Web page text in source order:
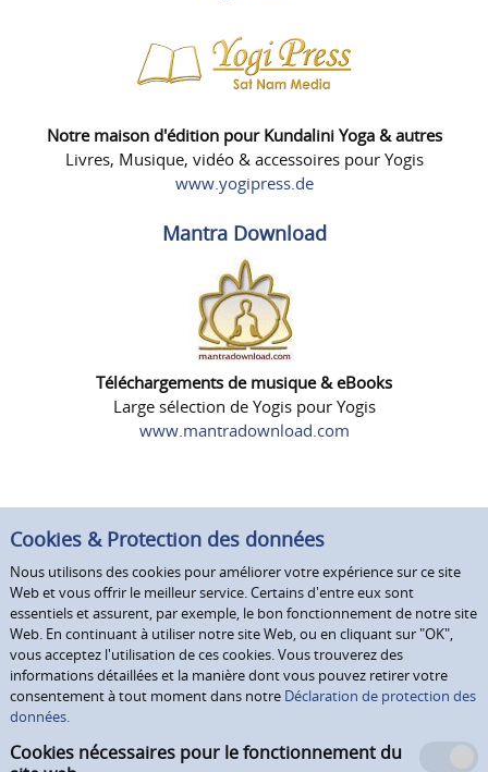
Notre maison d'édition pour Kundalini Yoga & autres
Livres, Musique, vidéo & accessoires pour Yogis
www.yogipress.de
Mantra Download
Téléchargements de musique & eBooks
Large sélection de Yogis pour Yogis
www.mantradownload.com
Cookies & Protection des données
Nous utilisons des cookies pour améliorer votre expérience sur ce site
Web et vous offrir le meilleur service. Certains d'entre eux sont
essentiels et assurent, par exemple, le bon fonctionnement de notre site
Web. En continuant à utiliser notre site Web, ou en cliquant sur "OK",
vous acceptez l'utilisation de ces cookies. Vous trouverez des
informations détaillées et la manière dont vous pouvez retirer votre
consentement à tout moment dans notre Déclaration de protection des
données.
Cookies nécessaires pour le fonctionnement du